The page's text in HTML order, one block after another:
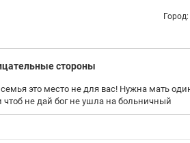
стороны
семья это место не для вас! Нужна мать
чтоб не дай бог не ушла на больничный